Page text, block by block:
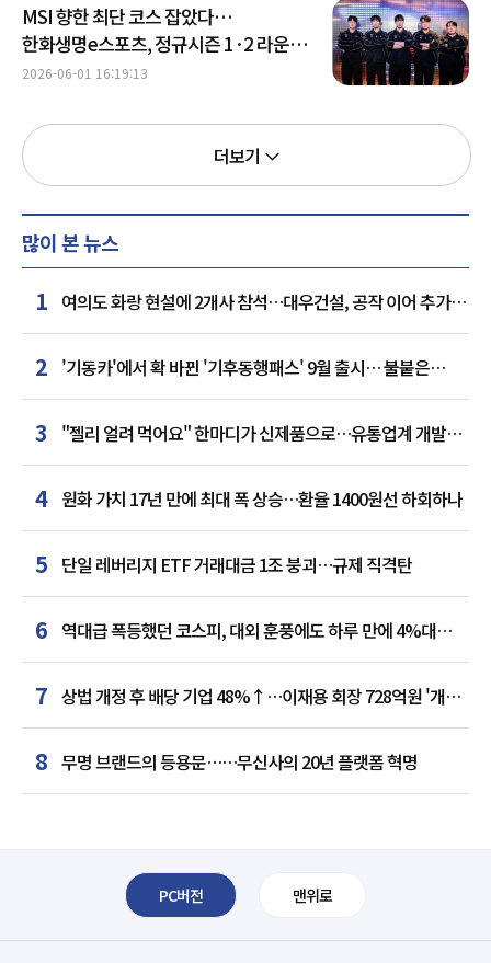
MSI 향한 최단 코스 잡았다…
한화생명e스포츠, 정규시즌 1·2 라운드
1위 확정
2026-06-01 16:19:13
더보기
많이 본 뉴스
1 여의도 화랑 현설에 2개사 참석…대우건설, 공작 이어 추가
거점 확보하나
2 '기동카'에서 확 바뀐 '기후동행패스' 9월 출시… 불붙은
카드사 경쟁
3
"젤리 얼려 먹어요" 한마디가 신제품으로…유통업계 개발실
된 SNS
4 원화 가치 17년 만에 최대 폭 상승…환율 1400원선 하회하나
5 단일 레버리지 ETF 거래대금 1조 붕괴…규제 직격탄
6 역대급 폭등했던 코스피, 대외 훈풍에도 하루 만에 4%대
급락
7 상법 개정 후 배당 기업 48%↑…이재용 회장 728억원 '개인
최다'
8 무명 브랜드의 등용문……무신사의 20년 플랫폼 혁명
PC버전 맨위로